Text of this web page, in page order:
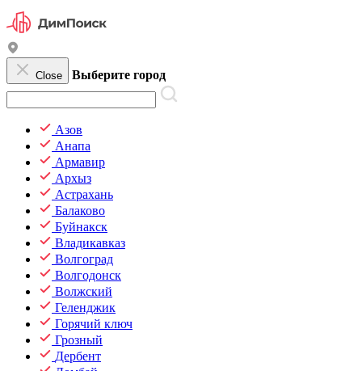
Close Выберите город
Азов
Анапа
Армавир
Архыз
Астрахань
Балаково
Буйнакск
Владикавказ
Волгоград
Волгодонск
Волжский
Геленджик
Горячий ключ
Грозный
Дербент